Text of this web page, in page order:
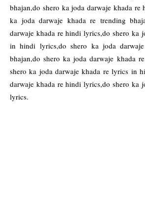
bhajan,do shero ka joda darwaje khada re
ka joda darwaje khada re trending
darwaje khada re hindi lyrics,do shero ka
in hindi lyrics,do shero ka joda
bhajan,do shero ka joda darwaje khada
shero ka joda darwaje khada re lyrics in
darwaje khada re hindi lyrics,do shero ka
lyrics.